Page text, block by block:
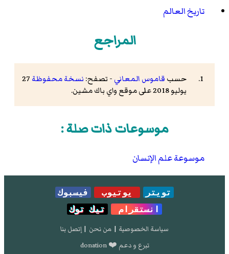
تاريخ العالم
المراجع
حسب قاموس المعاني - تصفح: نسخة محفوظة 27
يوليو 2018 على موقع واي باك مشين.
موسوعات ذات صلة :
موسوعة علم الإنسان
تويتر يوتيوب
فيسبوك
انستقرام
تيك توك
سياسة الخصوصية | من نحن | إتصل بنا
تبرع و دعم ❤️ donation